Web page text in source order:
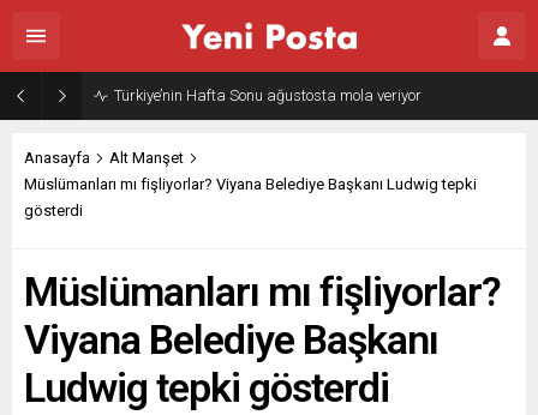
Türkiye’nin Hafta Sonu ağustosta mola veriyor
Anasayfa
Alt Manşet
Müslümanları mı fişliyorlar? Viyana Belediye Başkanı Ludwig tepki
gösterdi
Müslümanları mı fişliyorlar?
Viyana Belediye Başkanı
Ludwig tepki gösterdi